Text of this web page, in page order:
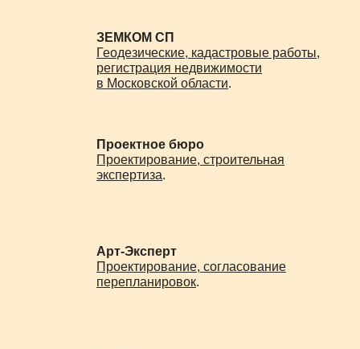
Пушкинский
Раменский
Серебряно-Прудский
Серпуховский
Талдомский
Чеховский
ЗЕМКОМ СП
Геодезические, кадастровые работы,
регистрация недвижимости
в Московской области.
Проектное бюро
Проектирование, строительная
экспертиза.
Арт-Эксперт
Проектирование, согласование
перепланировок.